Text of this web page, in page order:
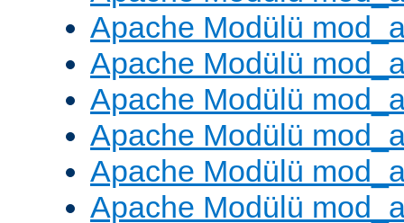
Apache Modülü
Apache Modülü
Apache Modülü
Apache Modülü
Apache Modülü
Apache Modülü